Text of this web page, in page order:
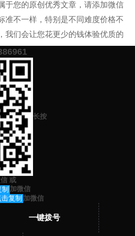
于您的原创优秀文章，请添加微信
准不一样，特别是不同难度价格不
我们会让您花更少的钱体验优质的
信号：
任心的宣传演讲稿如何写（文案代笔平
责的演讲稿如何写呢（演讲稿代写如何
长按
或
加微信
击复制 加微信
一键拨号